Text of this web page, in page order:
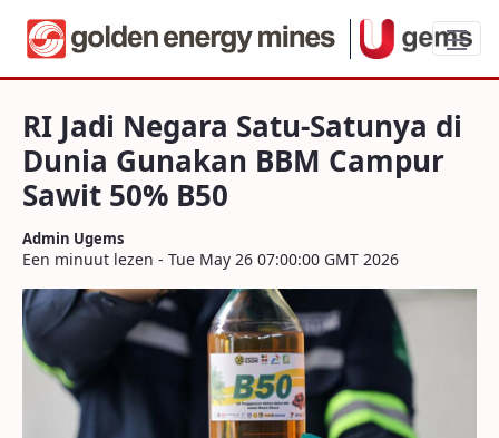
RI Jadi Negara Satu-Satunya di Dunia
RI Jadi Negara Satu-Satunya di
Dunia Gunakan BBM Campur
Sawit 50% B50
Admin Ugems
Een minuut lezen - Tue May 26 07:00:00 GMT 2026